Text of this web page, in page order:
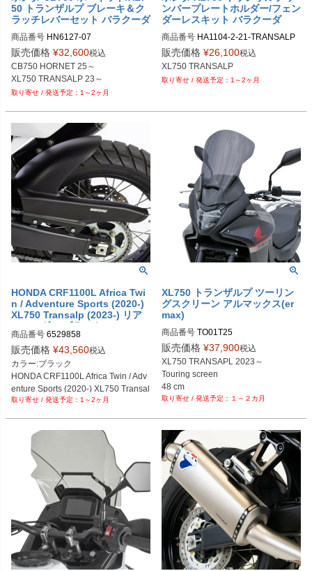
50 トランザルプ ブレーキ＆ク
ラッチレバーセット バラクーダ
商品番号 HN6127-07
販売価格 ¥32,600税込
CB750 HORNET 25～
XL750 TRANSALP 23～
1～2ヶ月
ンバープレートホルダー/フェン
ダーレスキット バラクーダ
商品番号 HA1104-2-21-TRANSALP
M品番：HA1104-2-21-TRANSALP7
50
販売価格 ¥26,100税込
XL750 TRANSALP
1～2ヶ月
HONDA CRF1100L Africa Twi
n / Adventure Sports (2020-)
XL750 Transalp (2023-) リア
フェンダー ブラック BODYST
YLE
商品番号 6529858
販売価格 ¥43,560税込
カラー:ブラック
HONDA CRF1100L Africa Twin / Adv
enture Sports (2020-) XL750 Transal
p (2023-)
1～2ヶ月
XL750 トランザルプ ツーリン
グスクリーン アルマックス(er
max)
商品番号 TO01T25
クリア：TO01T25-01
グレー：TO01T25-54
サテン（光沢）グレー：TO01T25-8
3
ライトブラウン：TO01T25-02
ブラック：TO01T25-56
サテン（光沢）ブラック：TO01T25-
47
販売価格 ¥37,900税込
XL750 TRANSAPL 2023～
Touring screen
48 cm
１～２カ月